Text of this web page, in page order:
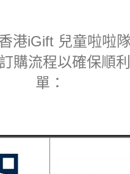
港iGift 兒童啦啦
購流程以確保順
單：